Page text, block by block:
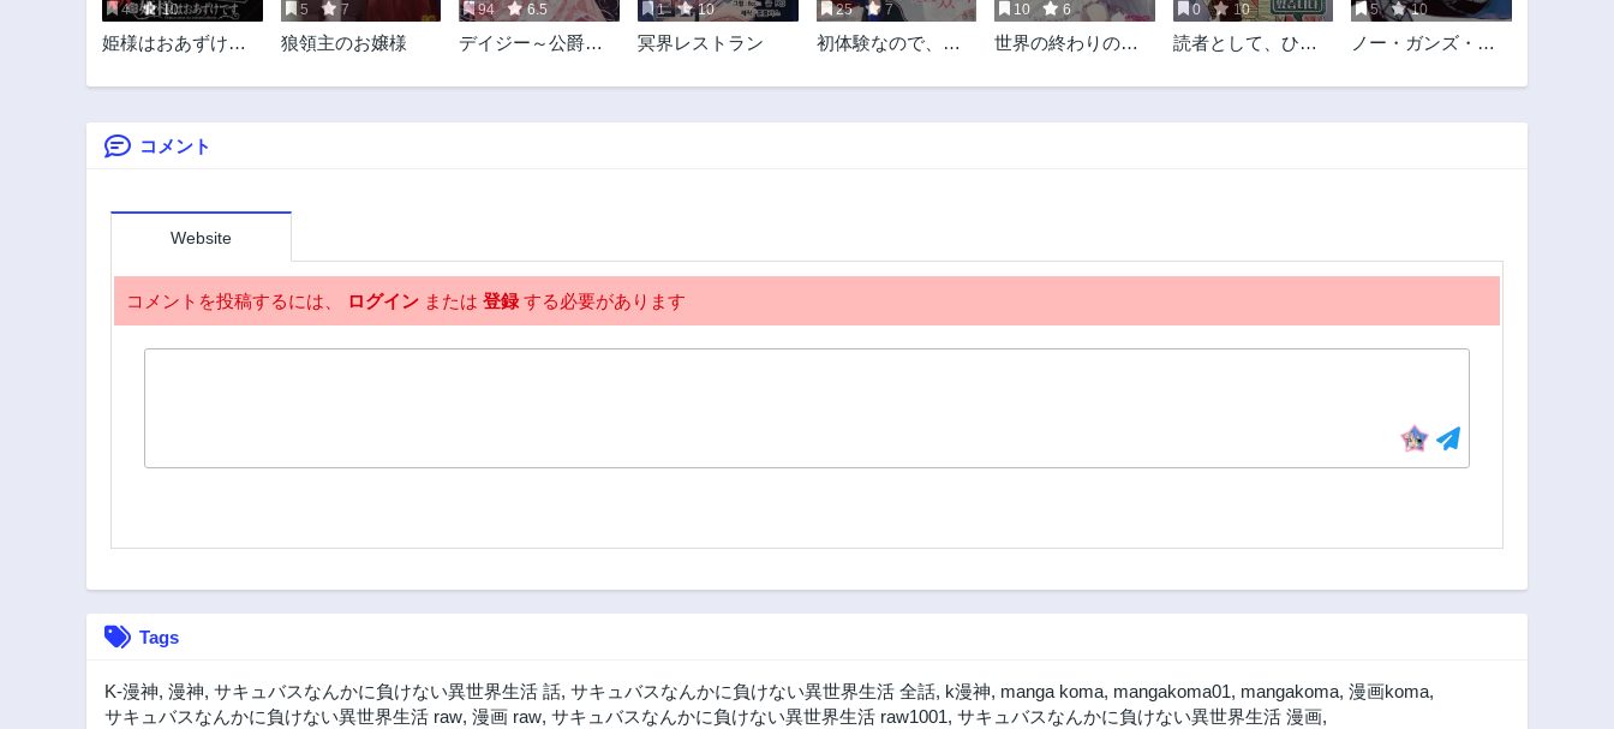
4 10
姫様はおあずけで
5 7
狼領主のお嬢様
94 6.5
デイジー～公爵の
～
1 10
冥界レストラン
25 7
初体験なので、俺
さい
10 6
世界の終わりの世
0 10
読者として、ひと
だきます！
5 10
ノー・ガンズ・ラ
コメント
Website
コメントを投稿するには、 ログイン または 登録する必要があります
Tags
K-漫神, 漫神, サキュバスなんかに負けない異世界生活 話, サキュバスなんかに負けない異世界生活 全話, k漫神, manga koma, mangakoma01, mangakoma, 漫画koma,
サキュバスなんかに負けない異世界生活 raw, 漫画 raw, サキュバスなんかに負けない異世界生活 raw1001, サキュバスなんかに負けない異世界生活 漫画,